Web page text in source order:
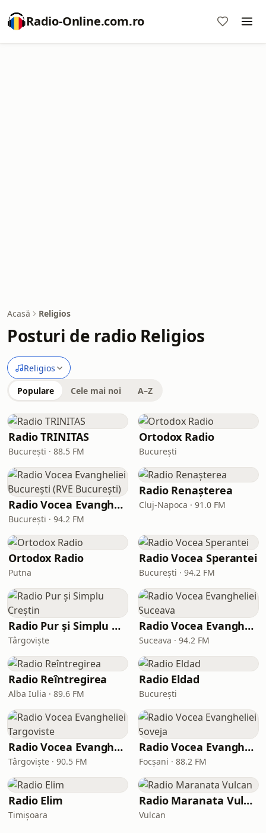
Radio-Online.com.ro
Acasă Religios
Posturi de radio Religios
Religios
Populare Cele mai noi A–Z
Radio TRINITAS
București · 88.5 FM
Ortodox Radio
București
Radio Vocea Evangheliei București (RVE București)
București · 94.2 FM
Radio Renașterea
Cluj-Napoca · 91.0 FM
Ortodox Radio
Putna
Radio Vocea Sperantei
București · 94.2 FM
Radio Pur și Simplu Creștin
Târgoviște
Radio Vocea Evangheliei Suceava
Suceava · 94.2 FM
Radio Reîntregirea
Alba Iulia · 89.6 FM
Radio Eldad
București
Radio Vocea Evangheliei Targoviste
Târgoviște · 90.5 FM
Radio Vocea Evangheliei Soveja
Focșani · 88.2 FM
Radio Elim
Timișoara
Radio Maranata Vulcan
Vulcan